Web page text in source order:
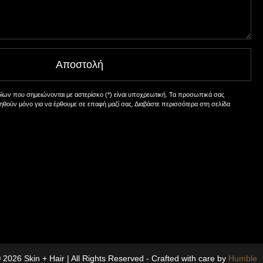
που σημειώνονται με αστερίσκο (*) είναι υποχρεωτική. Τα προσωπικά σας
μόνο για να έρθουμε σε επαφή μαζί σας. Διαβάστε περισσότερα στη σελίδα
Αποστολή
2026 Skin + Hair | All Rights Reserved - Crafted with care by Humble